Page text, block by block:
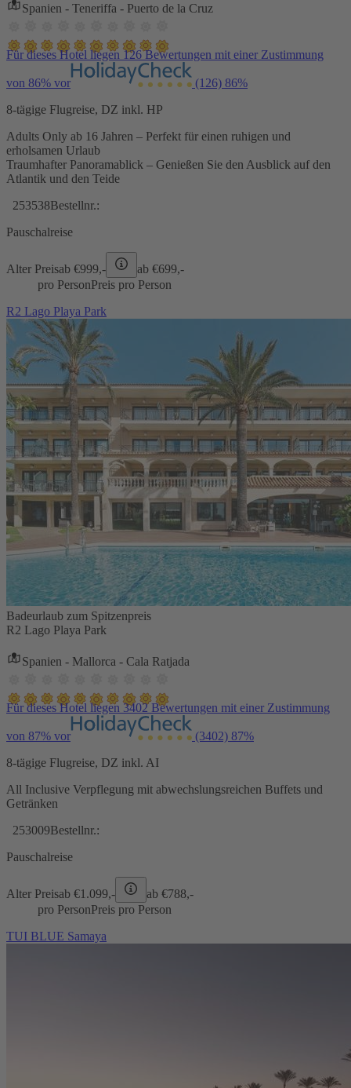
Spanien - Teneriffa - Puerto de la Cruz
Für dieses Hotel liegen 126 Bewertungen mit einer Zustimmung
von 86% vor (126) 86%
8-tägige Flugreise, DZ inkl. HP
Adults Only ab 16 Jahren – Perfekt für einen ruhigen und
erholsamen Urlaub
Traumhafter Panoramablick – Genießen Sie den Ausblick auf den
Atlantik und den Teide
253538Bestellnr.:
Pauschalreise
Alter Preisab €999,- ab €699,-
pro PersonPreis pro Person
R2 Lago Playa Park
Badeurlaub zum Spitzenpreis
R2 Lago Playa Park
Spanien - Mallorca - Cala Ratjada
Für dieses Hotel liegen 3402 Bewertungen mit einer Zustimmung
von 87% vor (3402) 87%
8-tägige Flugreise, DZ inkl. AI
All Inclusive Verpflegung mit abwechslungsreichen Buffets und
Getränken
253009Bestellnr.:
Pauschalreise
Alter Preisab €1.099,- ab €788,-
pro PersonPreis pro Person
TUI BLUE Samaya